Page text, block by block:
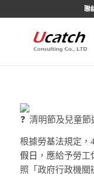
聯
清明節及兒童節
根據勞基法規定，
假日 ，應給予勞
照「政府行政機關